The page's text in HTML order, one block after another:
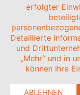
erfolgter
Detaillierte
und
„Mehr“ und in
können Ihre
ABLEHNEN